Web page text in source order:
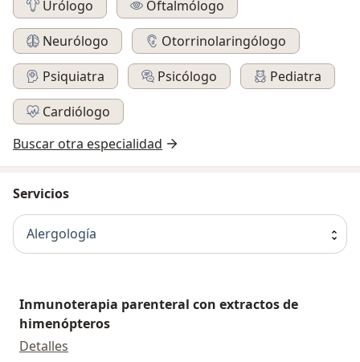
Urólogo
Oftalmólogo
Neurólogo
Otorrinolaringólogo
Psiquiatra
Psicólogo
Pediatra
Cardiólogo
Buscar otra especialidad
Servicios
Alergología
Inmunoterapia parenteral con extractos de
himenópteros
Detalles